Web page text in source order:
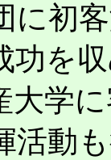
に初
功を
大学
活動